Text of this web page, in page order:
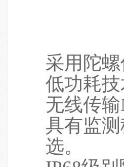
采用陀
低功耗
无线传
具有监
选。